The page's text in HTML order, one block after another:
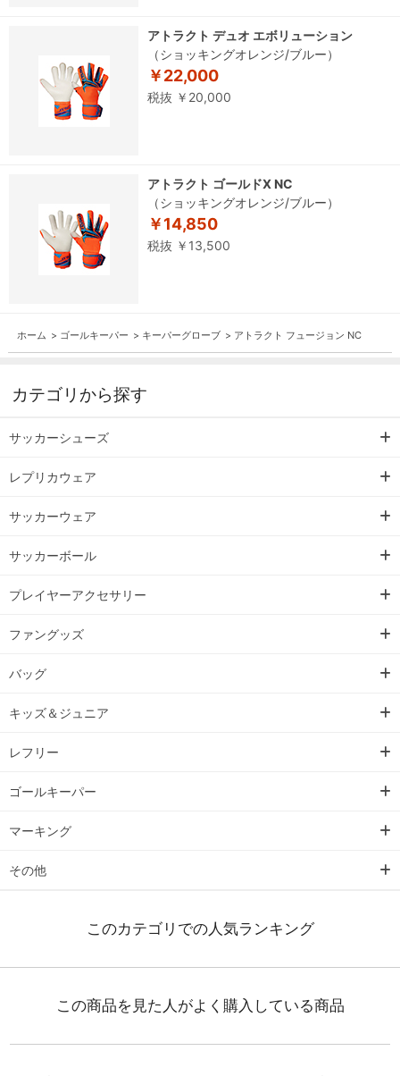
アトラクト デュオ エボリューション
（ショッキングオレンジ/ブルー）
￥22,000
税抜 ￥20,000
アトラクト ゴールドX NC
（ショッキングオレンジ/ブルー）
￥14,850
税抜 ￥13,500
ホーム > ゴールキーパー > キーパーグローブ > アトラクト フュージョン NC
カテゴリから探す
サッカーシューズ
レプリカウェア
サッカーウェア
サッカーボール
プレイヤーアクセサリー
ファングッズ
バッグ
キッズ＆ジュニア
レフリー
ゴールキーパー
マーキング
その他